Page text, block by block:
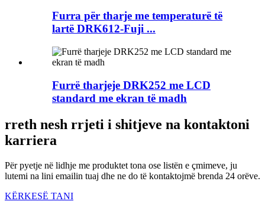
Furra për tharje me temperaturë të
lartë DRK612-Fuji ...
Furrë tharjeje DRK252 me LCD
standard me ekran të madh
rreth nesh rrjeti i shitjeve na kontaktoni
karriera
Për pyetje në lidhje me produktet tona ose listën e çmimeve, ju
lutemi na lini emailin tuaj dhe ne do të kontaktojmë brenda 24 orëve.
KËRKESË TANI